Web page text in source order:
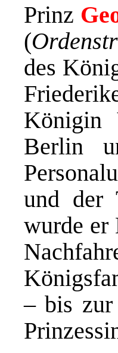
Prinz
(
des
Königin
Berlin
und der
wurde er
– bis zur